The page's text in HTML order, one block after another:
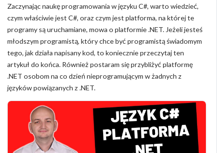
Zaczynając naukę programowania w języku C#, warto wiedzieć,
czym właściwie jest C#, oraz czym jest platforma, na której te
programy są uruchamiane, mowa o platformie .NET. Jeżeli jesteś
młodszym programistą, który chce być programistą świadomym
tego, jak działa napisany kod, to koniecznie przeczytaj ten
artykuł do końca. Również postaram się przybliżyć platformę
.NET osobom na co dzień nieprogramującym w żadnych z
języków powiązanych z .NET.